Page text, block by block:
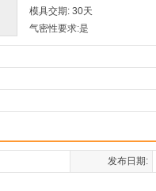
模具交期: 30天
气密性要求:是
发布日期: